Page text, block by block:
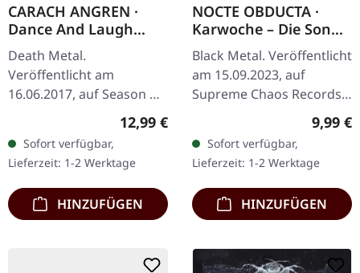
CARACH ANGREN ·
Dance And Laugh
Amongst The Rotten |
CD
Death Metal.
Veröffentlicht am
16.06.2017, auf Season Of
Mist. Jewelcase with 16
pages booklet. Das fünfte
Studioalbum von Carach
Angren mit dem…
Regulärer Preis:
12,99 €
Sofort verfügbar,
Lieferzeit: 1-2 Werktage
HINZUFÜGEN
NOCTE OBDUCTA ·
Karwoche – Die Sonne
der Toten pulsiert | CD
Black Metal. Veröffentlicht
am 15.09.2023, auf
Supreme Chaos Records.
CD im Jewelcase mit 12-
seitigem Booklet. Im
30ten Jahr nach der
Gründung unter…
9,99 €
Sofort verfügbar,
Lieferzeit: 1-2 Werktage
HINZUFÜGEN